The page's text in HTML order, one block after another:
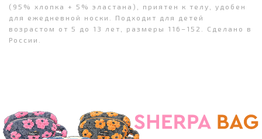
(95% хлопка + 5% эластана), приятен к телу, удобен
для ежедневной носки. Подходит для детей
возрастом от 5 до 13 лет, размеры 116–152. Сделано в
России.